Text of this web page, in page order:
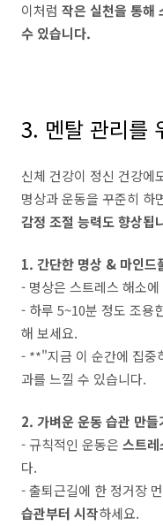
이처럼 작은 실천을 통해
수 있습니다.
3. 멘탈 관리를
신체 건강이 정신 건강에
명상과 운동을 꾸준히 하
감정 조절 능력도 향상됩
1. 간단한 명상 & 마인드
- 명상은 스트레스 해소
- 하루 5~10분 정도 조용
해 보세요.
- **"지금 이 순간에 집중
과를 느낄 수 있습니다.
2. 가벼운 운동 습관 만들
- 규칙적인 운동은 스트
다.
- 출퇴근길에 한 정거장
습관부터 시작하세요.